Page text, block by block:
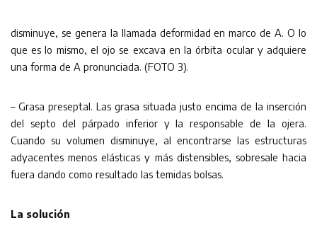
disminuye, se genera la llamada deformidad en marco de A. O lo
que es lo mismo, el ojo se excava en la órbita ocular y adquiere
una forma de A pronunciada. (FOTO 3).
– Grasa preseptal. Las grasa situada justo encima de la inserción
del septo del párpado inferior y la responsable de la ojera.
Cuando su volumen disminuye, al encontrarse las estructuras
adyacentes menos elásticas y más distensibles, sobresale hacia
fuera dando como resultado las temidas bolsas.
La solución